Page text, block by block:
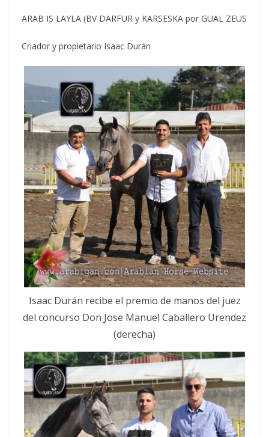
ARAB IS LAYLA (BV DARFUR y KARSESKA por GUAL ZEUS
Criador y propietario Isaac Durán
Isaac Durán recibe el premio de manos del juez
del concurso Don Jose Manuel Caballero Urendez
(derecha)